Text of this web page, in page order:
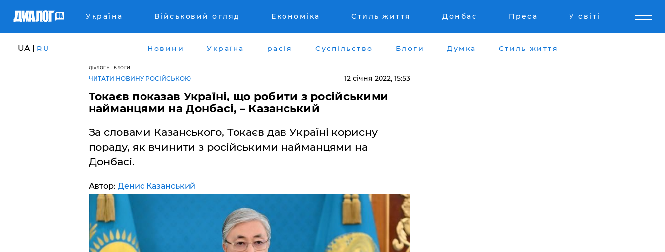
Україна Військовий огляд Економіка Стиль життя Донбас Преса У світі
UA | RU Новини Україна расія Суспільство Блоги Думка Стиль життя
ДІАЛОГ БЛОГИ
ЧИТАТИ НОВИНУ РОСІЙСЬКОЮ 12 січня 2022, 15:53
Токаєв показав Україні, що робити з російськими
найманцями на Донбасі, – Казанський
За словами Казанського, Токаєв дав Україні корисну
пораду, як вчинити з російськими найманцями на
Донбасі.
Автор: Денис Казанський